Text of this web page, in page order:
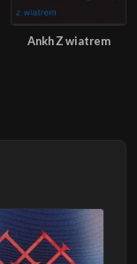
Ankh Z wiatrem